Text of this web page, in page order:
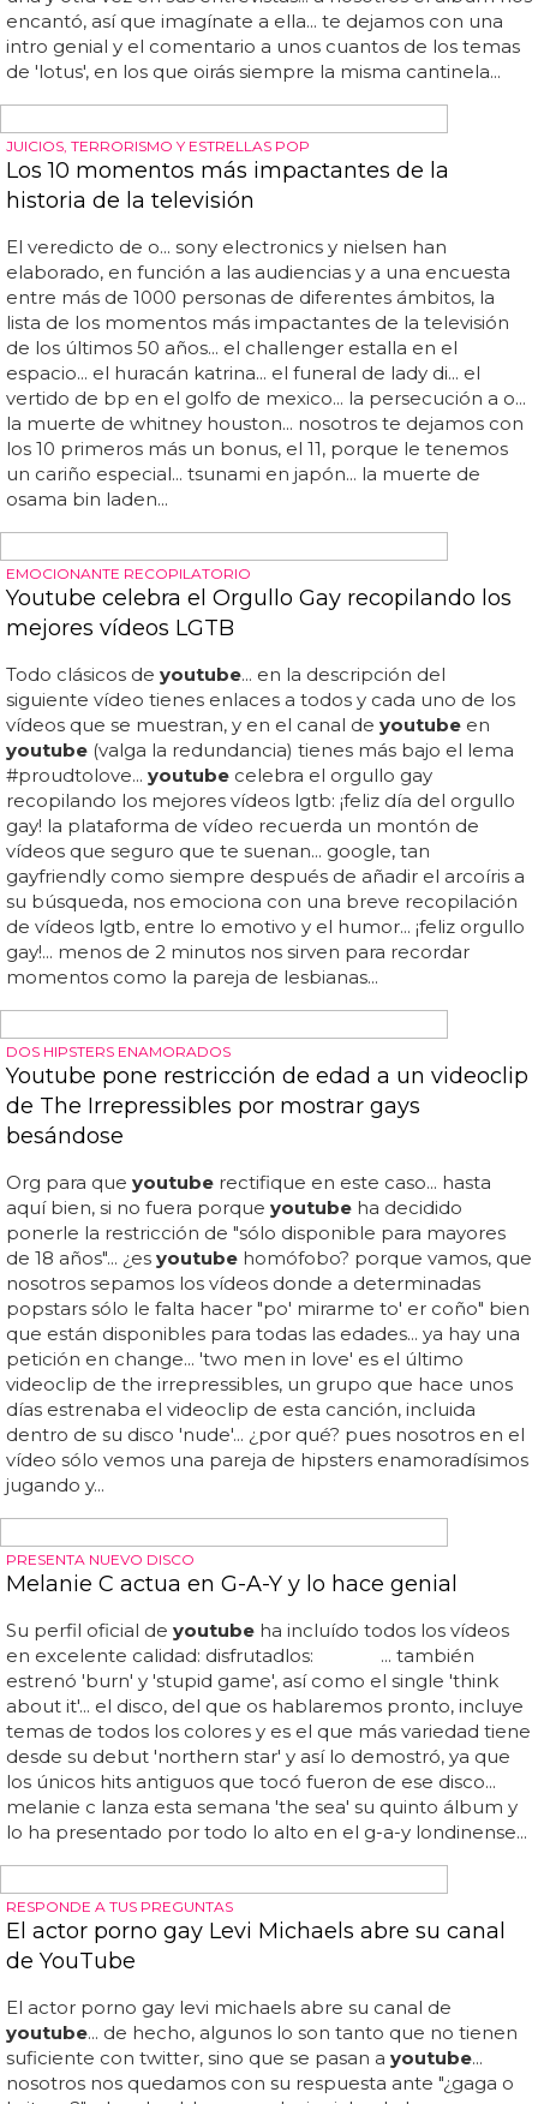
Para los que dijeron que Madonna había
muerto...
... madonna estará muerta en vuestros corazones...
hemos escuchado en repetidas ocasiones durante los
últimos días el típico comentario de 'madonna está
EVENTO DE PRESENTACIÓN
Christina Aguilera presenta y habla sobre los
temas de 'Lotus'
estoy preparada para trabajar con max martin, en los 90
no", etc etc... lo vamos a reconocer: es un coñazo
escuchar a xtina decir la misma cantinela: "army of me es
un fighter 2... christina aguilera ha presentado 'lotus' en
un evento online y lo ha colgado en
así de moderna... pero es interesante saber qué piensa e
intentar descubrir quién le escribe los guiones que repite
una y otra vez en sus entrevistas... a nosotros el álbum nos
encantó, así que imagínate a ella... te dejamos con una
intro genial y el comentario a unos cuantos de los temas
de 'lotus', en los que oirás siempre la misma cantinela...
JUICIOS, TERRORISMO Y ESTRELLAS POP
Los 10 momentos más impactantes de la
historia de la televisión
El veredicto de o... sony electronics y nielsen han
elaborado, en función a las audiencias y a una encuesta
entre más de 1000 personas de diferentes ámbitos, la
espacio... el huracán katrina... el funeral de lady di... el
vertido de bp en el golfo de mexico... la persecución a o...
la muerte de whitney houston... nosotros te dejamos con
un cariño especial... tsunami en japón... la muerte de
osama bin laden...